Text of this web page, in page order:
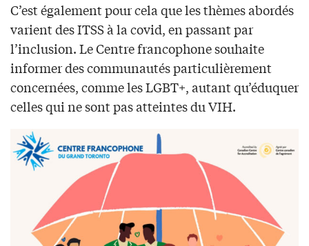
C’est également pour cela que les thèmes abordés
varient des ITSS à la covid, en passant par
l’inclusion. Le Centre francophone souhaite
informer des communautés particulièrement
concernées, comme les LGBT+, autant qu’éduquer
celles qui ne sont pas atteintes du VIH.